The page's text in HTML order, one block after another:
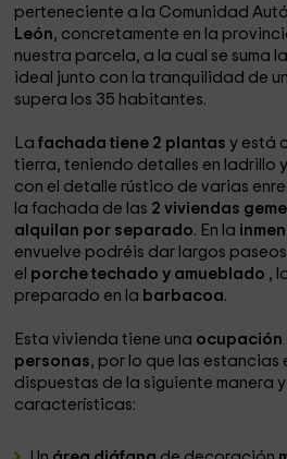
perteneciente a la Comunidad
León, concretamente en la
nuestra parcela, a la cual se suma
ideal junto con la tranquilidad de
supera los 35 habitantes.
Lafachada tiene 2 plantas y está
tierra, teniendo detalles en ladrillo
con el detalle rústico de varias
la fachada de las 2 viviendas
alquilan por separado. En la
envuelve podréis dar largos
el porche techado y amueblado ,
preparado en la barbacoa.
Esta vivienda tiene una ocupación
personas, por lo que las estancias
dispuestas de la siguiente manera
características: